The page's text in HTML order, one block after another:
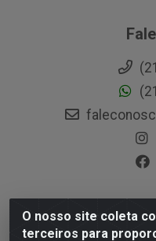
O nosso site coleta
terceiros para
Playvender